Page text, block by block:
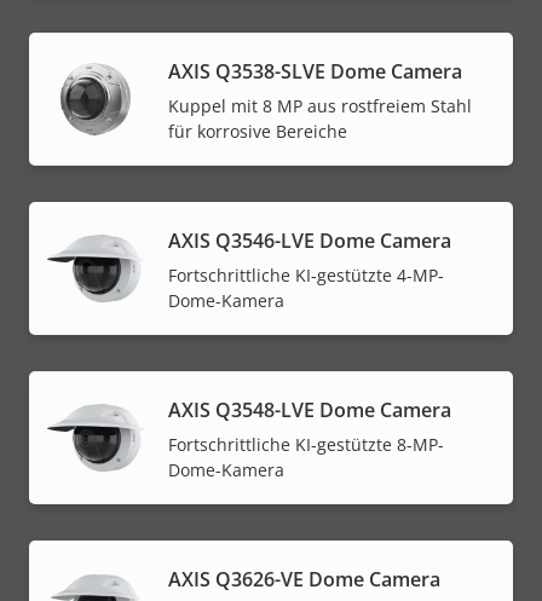
AXIS Q3538-SLVE Dome Camera
Kuppel mit 8 MP aus rostfreiem Stahl
für korrosive Bereiche
AXIS Q3546-LVE Dome Camera
Fortschrittliche KI-gestützte 4-MP-
Dome-Kamera
AXIS Q3548-LVE Dome Camera
Fortschrittliche KI-gestützte 8-MP-
Dome-Kamera
AXIS Q3626-VE Dome Camera